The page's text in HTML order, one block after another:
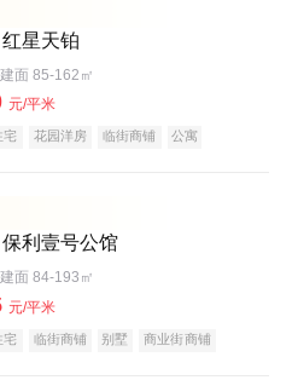
红星天铂
建面 85-162㎡
元/平米
宅 花园洋房 临街商铺
公寓
保利壹号公馆
建面 84-193㎡
元/平米
宅 临街商铺 别墅
商业街商铺